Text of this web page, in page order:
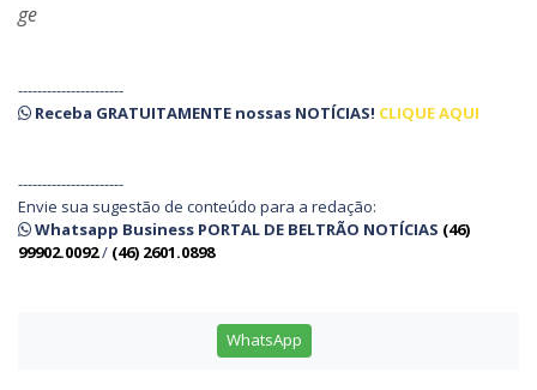
ge
----------------------
Receba GRATUITAMENTE nossas NOTÍCIAS! CLIQUE AQUI
----------------------
Envie sua sugestão de conteúdo para a redação:
Whatsapp Business PORTAL DE BELTRÃO NOTÍCIAS (46)
99902.0092/ (46) 2601.0898
WhatsApp